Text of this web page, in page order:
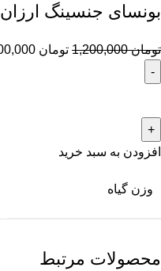
بونسای جنسینگ ارزان
تومان1,200,000 تومان
افزودن به سبد خرید
وزن گیاه
محصولات مرتبط